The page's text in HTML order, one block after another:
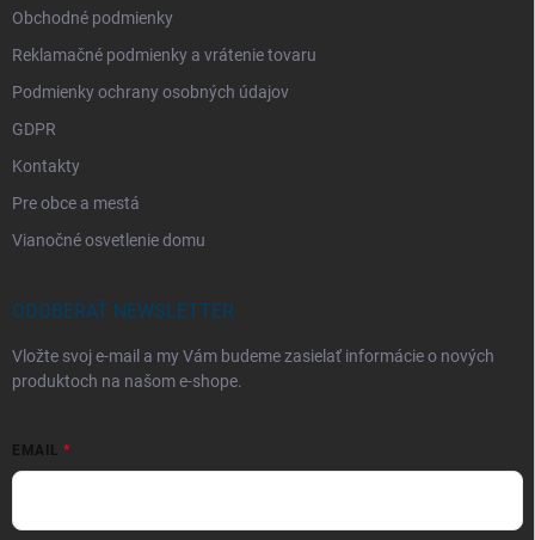
Obchodné podmienky
Reklamačné podmienky a vrátenie tovaru
Podmienky ochrany osobných údajov
GDPR
Kontakty
Pre obce a mestá
Vianočné osvetlenie domu
ODOBERAŤ NEWSLETTER
Vložte svoj e-mail a my Vám budeme zasielať informácie o nových
produktoch na našom e-shope.
EMAIL